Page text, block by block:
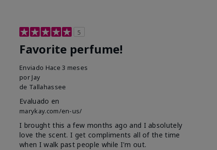
5
Favorite perfume!
Enviado Hace 3 meses
por Jay
de Tallahassee
Evaluado en
marykay.com/en-us/
I brought this a few months ago and I absolutely
love the scent. I get compliments all of the time
when I walk past people while I'm out.